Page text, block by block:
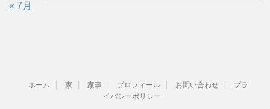
« 7月
ホーム 家 家事 プロフィール お問い合わせ
プラ
イバシーポリシー